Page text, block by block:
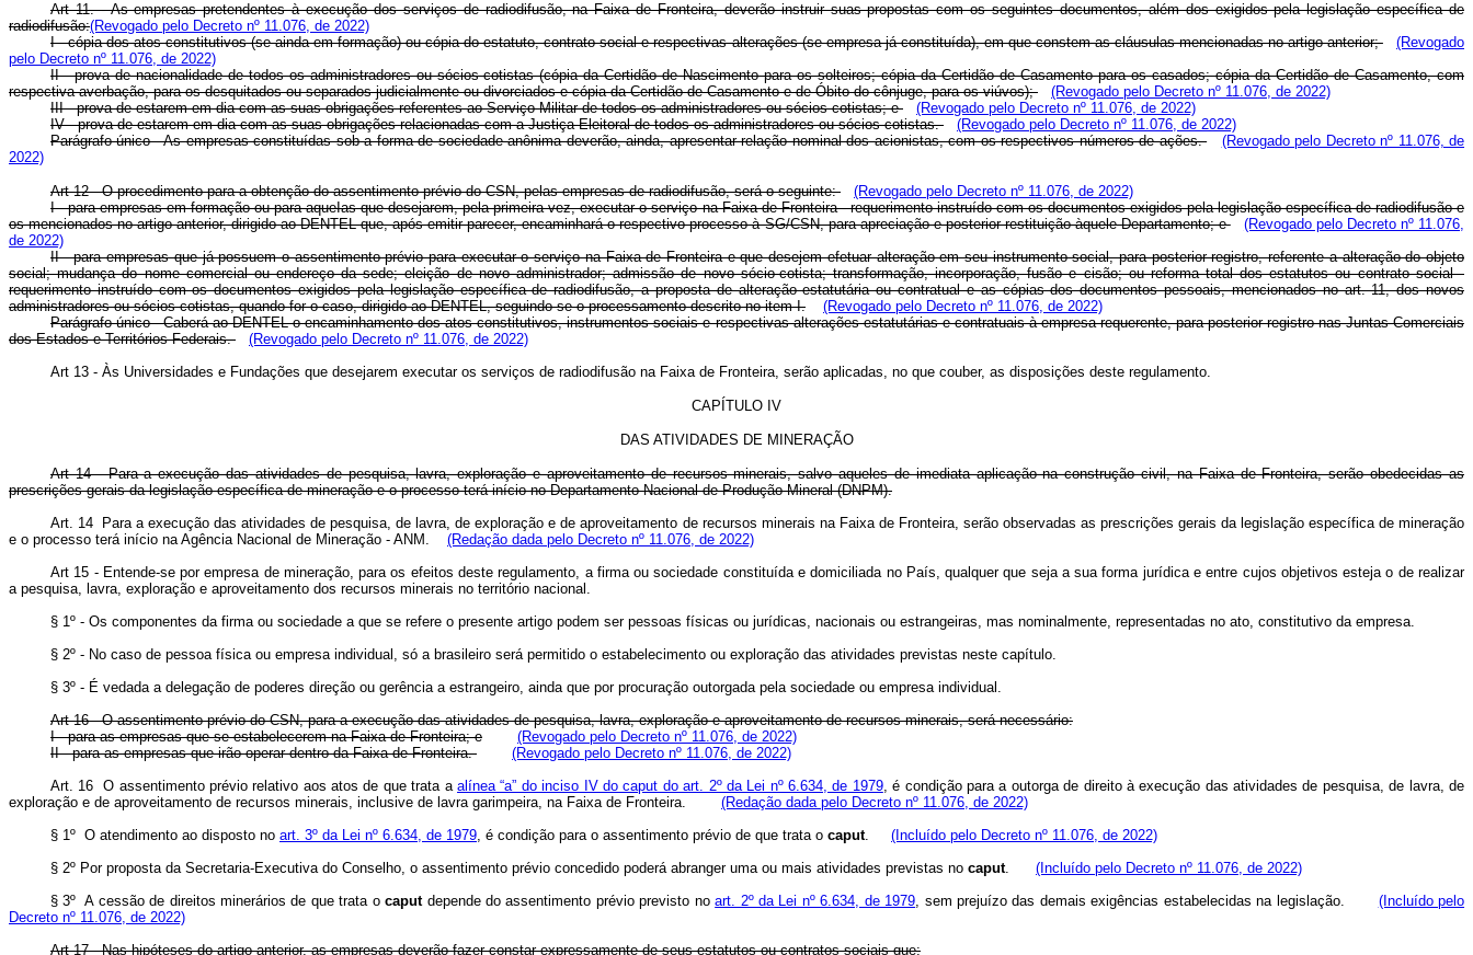
Art 11. - As empresas pretendentes à execução dos serviços de radiodifusão, na Faixa de Fronteira, deverão instruir suas propostas com os seguintes documentos, além dos exigidos pela legislação específica de
radiodifusão:(Revogado pelo Decreto nº 11.076, de 2022)
I - cópia dos atos constitutivos (se ainda em formação) ou cópia do estatuto, contrato social e respectivas alterações (se empresa já constituída), em que constem as cláusulas mencionadas no artigo anterior;
(Revogado
pelo Decreto nº 11.076, de 2022)
II - prova de nacionalidade de todos os administradores ou sócios-cotistas (cópia da Certidão de Nascimento para os solteiros; cópia da Certidão de Casamento para os casados; cópia da Certidão de Casamento, com
respectiva averbação, para os desquitados ou separados judicialmente ou divorciados e cópia da Certidão de Casamento e de Óbito do cônjuge, para os viúvos);
(Revogado pelo Decreto nº 11.076, de 2022)
III - prova de estarem em dia com as suas obrigações referentes ao Serviço Militar de todos os administradores ou sócios-cotistas; e
(Revogado pelo Decreto nº 11.076, de 2022)
IV - prova de estarem em dia com as suas obrigações relacionadas com a Justiça Eleitoral de todos os administradores ou sócios-cotistas.
(Revogado pelo Decreto nº 11.076, de 2022)
Parágrafo único - As empresas constituídas sob a forma de sociedade anônima deverão, ainda, apresentar relação nominal dos acionistas, com os respectivos números de ações.
(Revogado pelo Decreto nº 11.076, de
2022)
Art 12 - O procedimento para a obtenção do assentimento prévio do CSN, pelas empresas de radiodifusão, será o seguinte:
(Revogado pelo Decreto nº 11.076, de 2022)
I - para empresas em formação ou para aqueIas que desejarem, pela primeira vez, executar o serviço na Faixa de Fronteira - requerimento instruído com os documentos exigidos pela legislação específica de radiodifusão e
os mencionados no artigo anterior, dirigido ao DENTEL que, após emitir parecer, encaminhará o respectivo processo à SG/CSN, para apreciação e posterior restituição àquele Departamento; e
(Revogado pelo Decreto nº 11.076,
de 2022)
II - para empresas que já possuem o assentimento prévio para executar o serviço na Faixa de Fronteira e que desejem efetuar alteração em seu instrumento social, para posterior registro, referente a alteração do objeto
social; mudança do nome comercial ou endereço da sede; eleição de novo administrador; admissão de novo sócio-cotista; transformação, incorporação, fusão e cisão; ou reforma total dos estatutos ou contrato social -
requerimento instruído com os documentos exigidos pela legislação específica de radiodifusão, a proposta de alteração estatutária ou contratual e as cópias dos documentos pessoais, mencionados no art. 11, dos novos
administradores ou sócios-cotistas, quando for o caso, dirigido ao DENTEL, seguindo-se o processamento descrito no item I.
(Revogado pelo Decreto nº 11.076, de 2022)
Parágrafo único - Caberá ao DENTEL o encaminhamento dos atos constitutivos, instrumentos sociais e respectivas alterações estatutárias e contratuais à empresa requerente, para posterior registro nas Juntas Comerciais
dos Estados e Territórios Federais.
(Revogado pelo Decreto nº 11.076, de 2022)
Art 13 - Às Universidades e Fundações que desejarem executar os serviços de radiodifusão na Faixa de Fronteira, serão aplicadas, no que couber, as disposições deste regulamento.
CAPÍTULO IV
DAS ATIVIDADES DE MINERAÇÃO
Art 14 - Para a execução das atividades de pesquisa, lavra, exploração e aproveitamento de recursos minerais, salvo aqueles de imediata aplicação na construção civil, na Faixa de Fronteira, serão obedecidas as
prescrições gerais da legislação específica de mineração e o processo terá início no Departamento Nacional de Produção Mineral (DNPM).
Art. 14 Para a execução das atividades de pesquisa, de lavra, de exploração e de aproveitamento de recursos minerais na Faixa de Fronteira, serão observadas as prescrições gerais da legislação específica de mineração
e o processo terá início na Agência Nacional de Mineração - ANM.
(Redação dada pelo Decreto nº 11.076, de 2022)
Art 15 - Entende-se por empresa de mineração, para os efeitos deste regulamento, a firma ou sociedade constituída e domiciliada no País, qualquer que seja a sua forma jurídica e entre cujos objetivos esteja o de realizar
a pesquisa, lavra, exploração e aproveitamento dos recursos minerais no território nacional.
§ 1º - Os componentes da firma ou sociedade a que se refere o presente artigo podem ser pessoas físicas ou jurídicas, nacionais ou estrangeiras, mas nominalmente, representadas no ato, constitutivo da empresa.
§ 2º - No caso de pessoa física ou empresa individual, só a brasileiro será permitido o estabelecimento ou exploração das atividades previstas neste capítulo.
§ 3º - É vedada a delegação de poderes direção ou gerência a estrangeiro, ainda que por procuração outorgada pela sociedade ou empresa individual.
Art 16 - O assentimento prévio do CSN, para a execução das atividades de pesquisa, lavra, exploração e aproveitamento de recursos minerais, será necessário:
I - para as empresas que se estabelecerem na Faixa de Fronteira; e
(Revogado pelo Decreto nº 11.076, de 2022)
II - para as empresas que irão operar dentro da Faixa de Fronteira.
(Revogado pelo Decreto nº 11.076, de 2022)
Art. 16 O assentimento prévio relativo aos atos de que trata aalínea “a” do inciso IV do caput do art. 2º da Lei nº 6.634, de 1979, é condição para a outorga de direito à execução das atividades de pesquisa, de lavra, de
exploração e de aproveitamento de recursos minerais, inclusive de lavra garimpeira, na Faixa de Fronteira. (Redação dada pelo Decreto nº 11.076, de 2022)
§ 1º O atendimento ao disposto no art. 3º da Lei nº 6.634, de 1979, é condição para o assentimento prévio de que trata o caput.
(Incluído pelo Decreto nº 11.076, de 2022)
§ 2º Por proposta da Secretaria-Executiva do Conselho, o assentimento prévio concedido poderá abranger uma ou mais atividades previstas no caput.
(Incluído pelo Decreto nº 11.076, de 2022)
§ 3º A cessão de direitos minerários de que trata ocaputdepende do assentimento prévio previsto noart. 2º da Lei nº 6.634, de 1979, sem prejuízo das demais exigências estabelecidas na legislação.
(Incluído pelo
Decreto nº 11.076, de 2022)
Art 17 - Nas hipóteses do artigo anterior, as empresas deverão fazer constar expressamente de seus estatutos ou contratos sociais que: